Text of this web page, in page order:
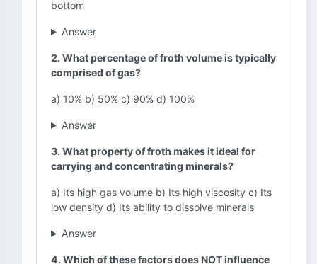
bottom
Answer
2. What percentage of froth volume is typically
comprised of gas?
a) 10% b) 50% c) 90% d) 100%
Answer
3. What property of froth makes it ideal for
carrying and concentrating minerals?
a) Its high gas volume b) Its high viscosity c) Its
low density d) Its ability to dissolve minerals
Answer
4. Which of these factors does NOT influence